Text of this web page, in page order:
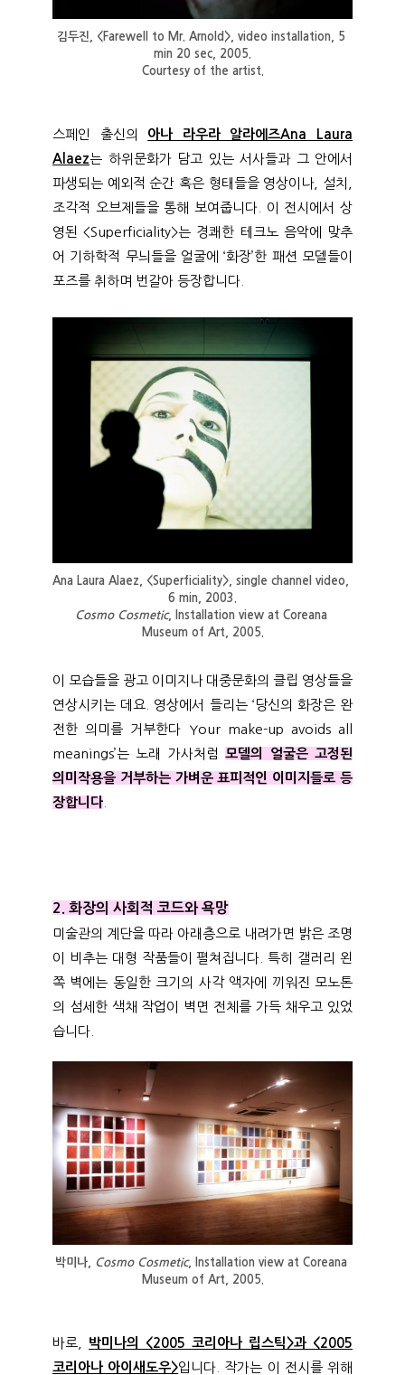
김두진, <Farewell to Mr. Arnold>, video installation, 5
min 20 sec, 2005.
Courtesy of the artist.
스페인 출신의 아나 라우라 알라에즈Ana Laura
Alaez는 하위문화가 담고 있는 서사들과 그 안에서
파생되는 예외적 순간 혹은 형태들을 영상이나, 설치,
조각적 오브제들을 통해 보여줍니다. 이 전시에서 상
영된 <Superficiality>는 경쾌한 테크노 음악에 맞추
어 기하학적 무늬들을 얼굴에 ‘화장’한 패션 모델들이
포즈를 취하며 번갈아 등장합니다.
Ana Laura Alaez, <Superficiality>, single channel video,
6 min, 2003.
Cosmo Cosmetic, Installation view at Coreana
Museum of Art, 2005.
이 모습들을 광고 이미지나 대중문화의 클립 영상들을
연상시키는 데요. 영상에서 들리는 ‘당신의 화장은 완
전한 의미를 거부한다 Your make-up avoids all
meanings’는 노래 가사처럼모델의 얼굴은 고정된
의미작용을 거부하는 가벼운 표피적인 이미지들로 등
장합니다
2. 화장의 사회적 코드와 욕망
미술관의 계단을 따라 아래층으로 내려가면 밝은 조명
이 비추는 대형 작품들이 펼쳐집니다. 특히 갤러리 왼
쪽 벽에는 동일한 크기의 사각 액자에 끼워진 모노톤
의 섬세한 색채 작업이 벽면 전체를 가득 채우고 있었
습니다.
박미나, Cosmo Cosmetic, Installation view at Coreana
Museum of Art, 2005.
바로, 박미나의 <2005 코리아나 립스틱>과 <2005
코리아나 아이새도우>입니다. 작가는 이 전시를 위해